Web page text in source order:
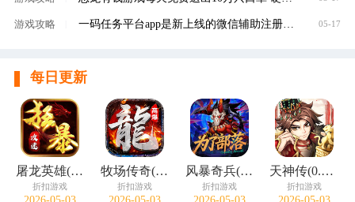
游戏攻略 一码任务平台app是新上线的微信辅助注册赚钱平 05-17
每日更新
屠龙英雄(神魔狂暴攻速单职)
折扣游戏
牧场传奇(终身红包免费版)
折扣游戏
风暴奇兵(0.05折万元真充)
折扣游戏
天神传(0.1折苍穹神武三国)
折扣游戏